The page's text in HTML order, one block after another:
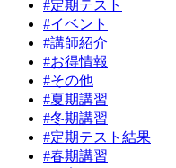
#定期テスト
#イベント
#講師紹介
#お得情報
#その他
#夏期講習
#冬期講習
#定期テスト結果
#春期講習